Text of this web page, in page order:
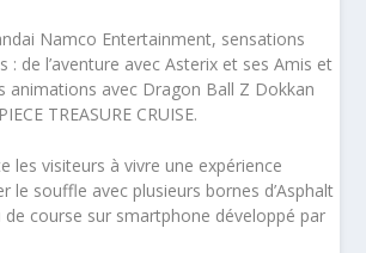
Namco Entertainment, sensations
: de l’aventure avec Asterix et ses Amis et
animations avec Dragon Ball Z Dokkan
TREASURE CRUISE.
les visiteurs à vivre une expérience
le souffle avec plusieurs bornes d’Asphalt
de course sur smartphone développé par